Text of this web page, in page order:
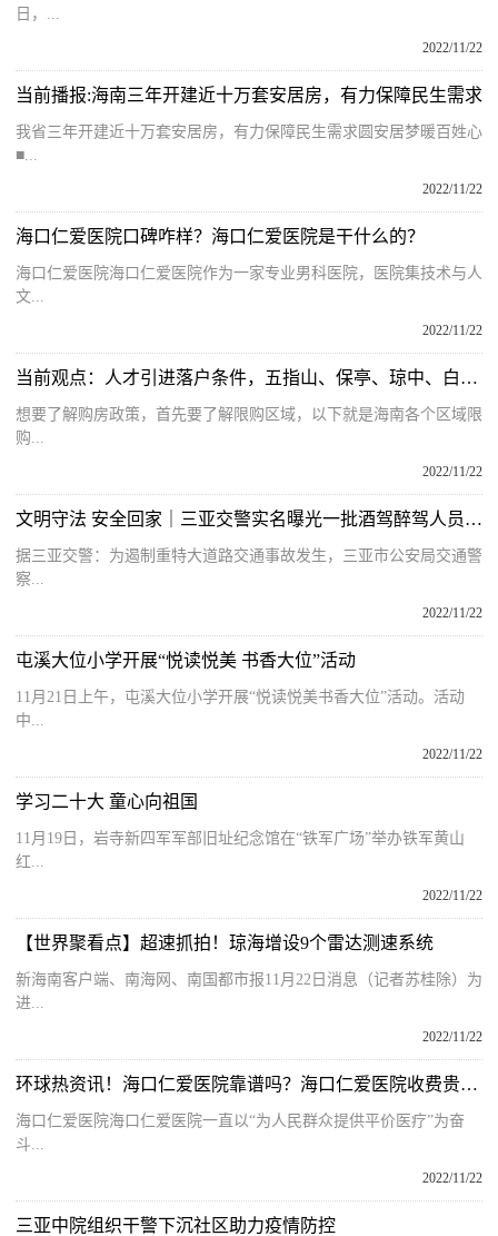
日，...
2022/11/22
当前播报:海南三年开建近十万套安居房，有力保障民生需求
我省三年开建近十万套安居房，有力保障民生需求圆安居梦暖百姓心
■...
2022/11/22
海口仁爱医院口碑咋样？海口仁爱医院是干什么的？
海口仁爱医院海口仁爱医院作为一家专业男科医院，医院集技术与人
文...
2022/11/22
当前观点：人才引进落户条件，五指山、保亭、琼中、白沙在海南如何买房？
想要了解购房政策，首先要了解限购区域，以下就是海南各个区域限
购...
2022/11/22
文明守法 安全回家｜三亚交警实名曝光一批酒驾醉驾人员名单！
据三亚交警：为遏制重特大道路交通事故发生，三亚市公安局交通警
察...
2022/11/22
屯溪大位小学开展“悦读悦美 书香大位”活动
11月21日上午，屯溪大位小学开展“悦读悦美书香大位”活动。活动
中...
2022/11/22
学习二十大 童心向祖国
11月19日，岩寺新四军军部旧址纪念馆在“铁军广场”举办铁军黄山
红...
2022/11/22
【世界聚看点】超速抓拍！琼海增设9个雷达测速系统
新海南客户端、南海网、南国都市报11月22日消息（记者苏桂除）为
进...
2022/11/22
环球热资讯！海口仁爱医院靠谱吗？海口仁爱医院收费贵吗？
海口仁爱医院海口仁爱医院一直以“为人民群众提供平价医疗”为奋
斗...
2022/11/22
三亚中院组织干警下沉社区助力疫情防控